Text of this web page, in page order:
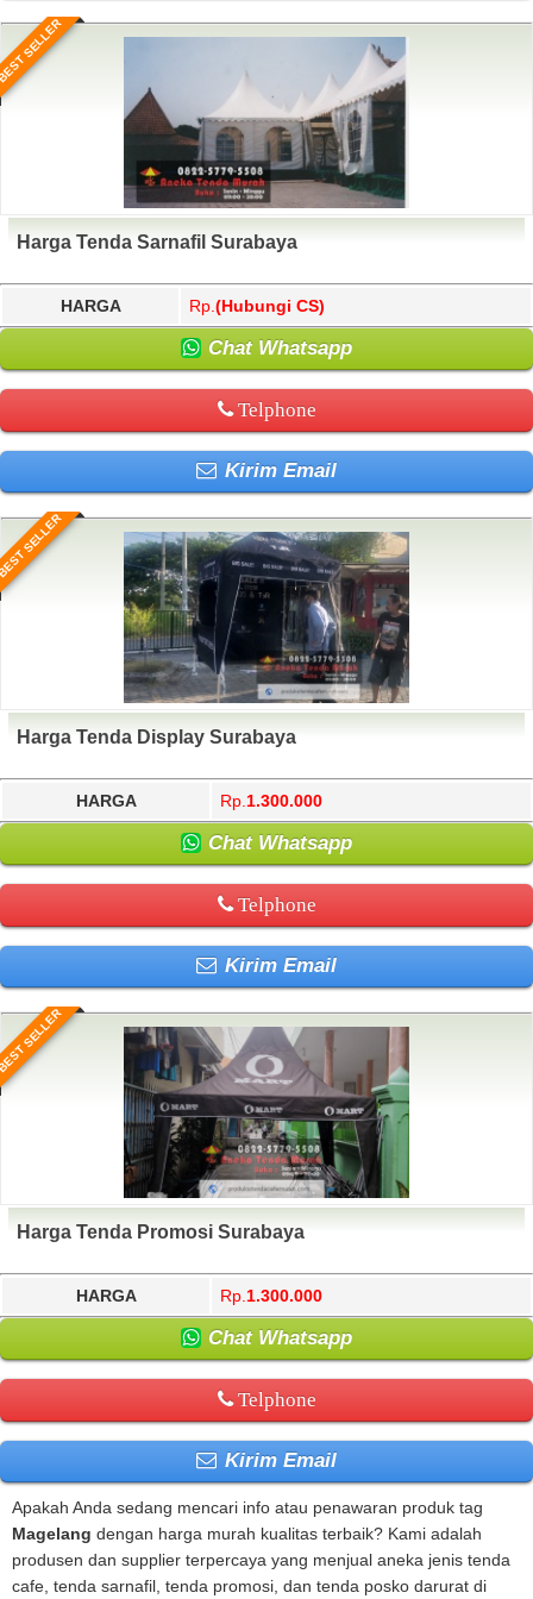
SELLER
Harga Tenda Sarnafil Surabaya
HARGA Rp. (Hubungi CS)
Chat Whatsapp
Telphone
Kirim Email
SELLER
Harga Tenda Display Surabaya
HARGA Rp. 1.300.000
Chat Whatsapp
Telphone
Kirim Email
SELLER
Harga Tenda Promosi Surabaya
HARGA Rp. 1.300.000
Chat Whatsapp
Telphone
Kirim Email
Apakah Anda sedang mencari info atau penawaran produk tag
Magelang dengan harga murah kualitas terbaik? Kami adalah
produsen dan supplier terpercaya yang menjual aneka jenis tenda
cafe, tenda sarnafil, tenda promosi, dan tenda posko darurat di